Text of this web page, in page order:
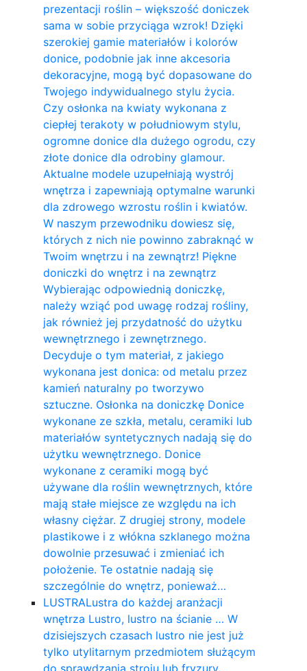
prezentacji roślin – większość doniczek
sama w sobie przyciąga wzrok! Dzięki
szerokiej gamie materiałów i kolorów
donice, podobnie jak inne akcesoria
dekoracyjne, mogą być dopasowane do
Twojego indywidualnego stylu życia.
Czy osłonka na kwiaty wykonana z
ciepłej terakoty w południowym stylu,
ogromne donice dla dużego ogrodu, czy
złote donice dla odrobiny glamour.
Aktualne modele uzupełniają wystrój
wnętrza i zapewniają optymalne warunki
dla zdrowego wzrostu roślin i kwiatów.
W naszym przewodniku dowiesz się,
których z nich nie powinno zabraknąć w
Twoim wnętrzu i na zewnątrz! Piękne
doniczki do wnętrz i na zewnątrz
Wybierając odpowiednią doniczkę,
należy wziąć pod uwagę rodzaj rośliny,
jak również jej przydatność do użytku
wewnętrznego i zewnętrznego.
Decyduje o tym materiał, z jakiego
wykonana jest donica: od metalu przez
kamień naturalny po tworzywo
sztuczne. Osłonka na doniczkę Donice
wykonane ze szkła, metalu, ceramiki lub
materiałów syntetycznych nadają się do
użytku wewnętrznego. Donice
wykonane z ceramiki mogą być
używane dla roślin wewnętrznych, które
mają stałe miejsce ze względu na ich
własny ciężar. Z drugiej strony, modele
plastikowe i z włókna szklanego można
dowolnie przesuwać i zmieniać ich
położenie. Te ostatnie nadają się
szczególnie do wnętrz, ponieważ…
LUSTRALustra do każdej aranżacji
wnętrza Lustro, lustro na ścianie … W
dzisiejszych czasach lustro nie jest już
tylko utylitarnym przedmiotem służącym
do sprawdzania stroju lub fryzury.